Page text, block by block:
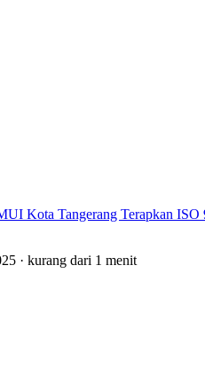
Tangerang Terapkan ISO
· kurang dari 1 menit